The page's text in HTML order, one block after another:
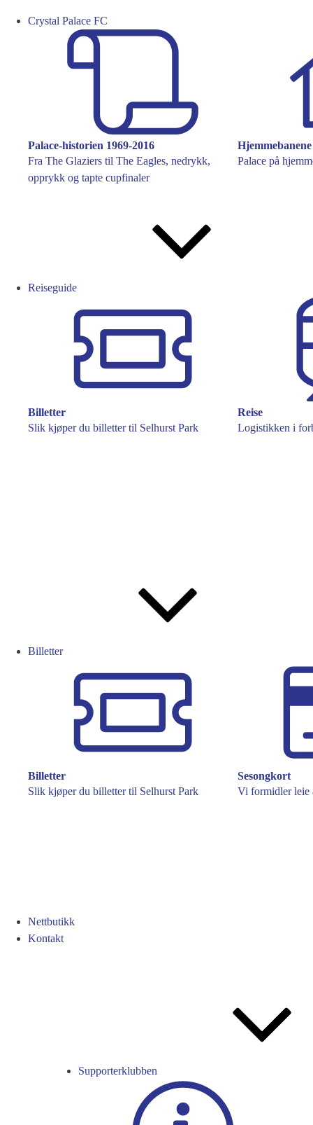
Crystal Palace FC
Palace-historien 1969-2016
Fra The Glaziers til The Eagles, nedrykk,
opprykk og tapte cupfinaler
Hjemmebanene
Palace på
Reiseguide
Billetter
Slik kjøper du billetter til Selhurst Park
Reise
Logistikken i
Billetter
Billetter
Slik kjøper du billetter til Selhurst Park
Sesongkort
Vi formidler leie
Nettbutikk
Kontakt
Supporterklubben